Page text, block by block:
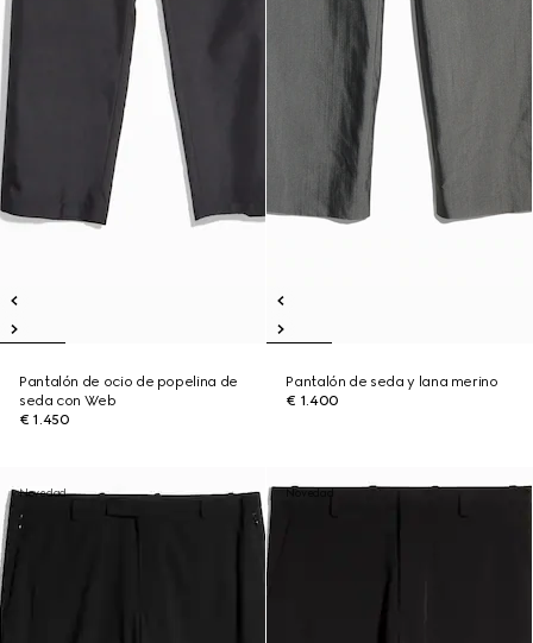
Pantalón de ocio de popelina de
seda con Web
€ 1.450
Pantalón de seda y lana merino
€ 1.400
Novedad Novedad